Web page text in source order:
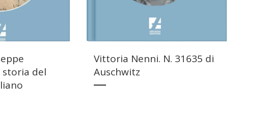
storia del
Vittoria Nenni. N. 31635 di
Auschwitz